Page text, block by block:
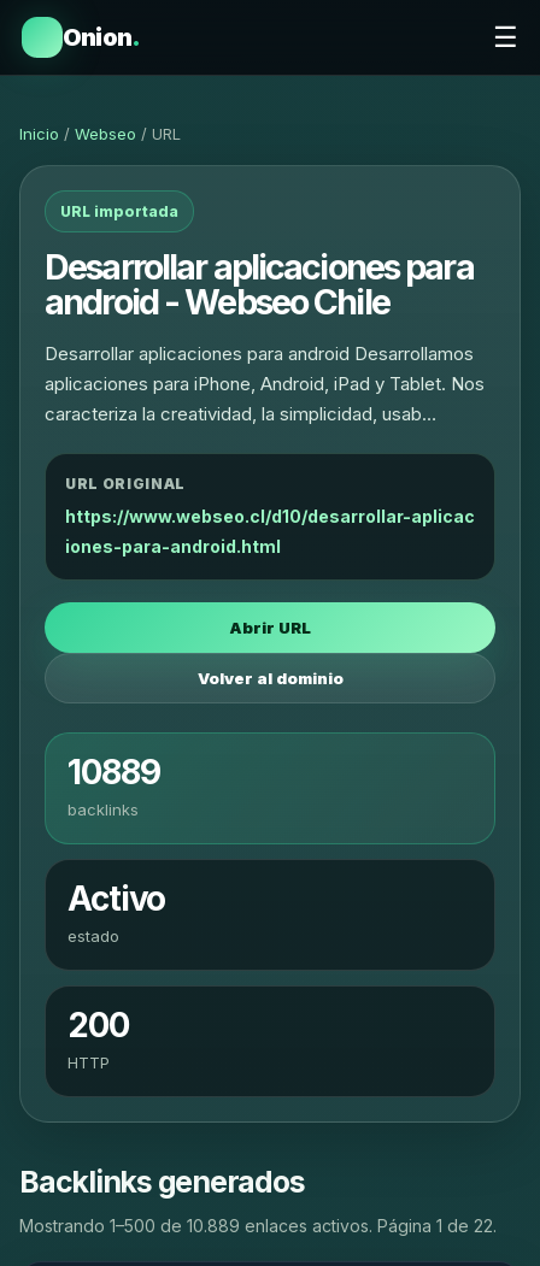
Onion. ☰
Inicio / Webseo / URL
URL importada
Desarrollar aplicaciones para
android - Webseo Chile
Desarrollar aplicaciones para android Desarrollamos
aplicaciones para iPhone, Android, iPad y Tablet. Nos
caracteriza la creatividad, la simplicidad, usab…
URL ORIGINAL
https://www.webseo.cl/d10/desarrollar-aplicac
iones-para-android.html
Abrir URL
Volver al dominio
10889
backlinks
Activo
estado
200
HTTP
Backlinks generados
Mostrando 1–500 de 10.889 enlaces activos. Página 1 de 22.